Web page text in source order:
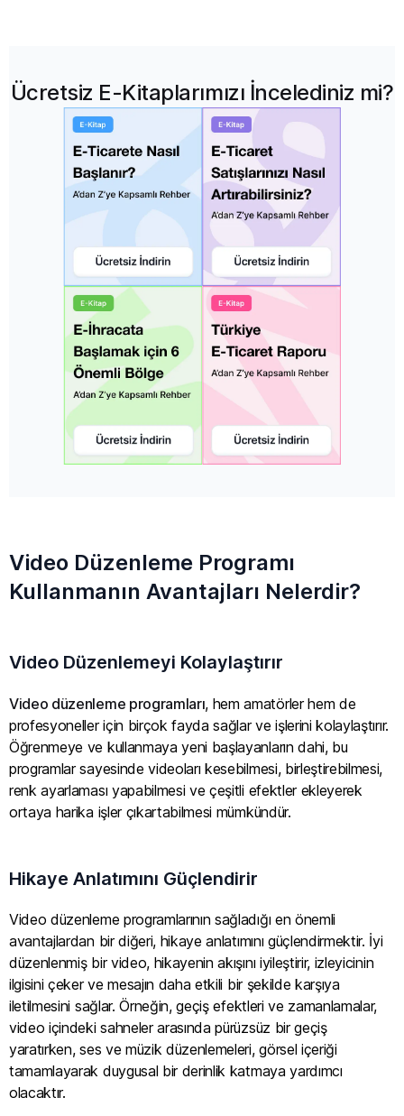
Ücretsiz E-Kitaplarımızı İncelediniz mi?
Video Düzenleme Programı
Kullanmanın Avantajları Nelerdir?
Video Düzenlemeyi Kolaylaştırır
Video düzenleme programları, hem amatörler hem de
profesyoneller için birçok fayda sağlar ve işlerini kolaylaştırır.
Öğrenmeye ve kullanmaya yeni başlayanların dahi, bu
programlar sayesinde videoları kesebilmesi, birleştirebilmesi,
renk ayarlaması yapabilmesi ve çeşitli efektler ekleyerek
ortaya harika işler çıkartabilmesi mümkündür.
Hikaye Anlatımını Güçlendirir
Video düzenleme programlarının sağladığı en önemli
avantajlardan bir diğeri, hikaye anlatımını güçlendirmektir. İyi
düzenlenmiş bir video, hikayenin akışını iyileştirir, izleyicinin
ilgisini çeker ve mesajın daha etkili bir şekilde karşıya
iletilmesini sağlar. Örneğin, geçiş efektleri ve zamanlamalar,
video içindeki sahneler arasında pürüzsüz bir geçiş
yaratırken, ses ve müzik düzenlemeleri, görsel içeriği
tamamlayarak duygusal bir derinlik katmaya yardımcı
olacaktır.